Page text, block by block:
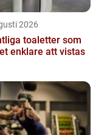
2026
toaletter som
enklare att vistas